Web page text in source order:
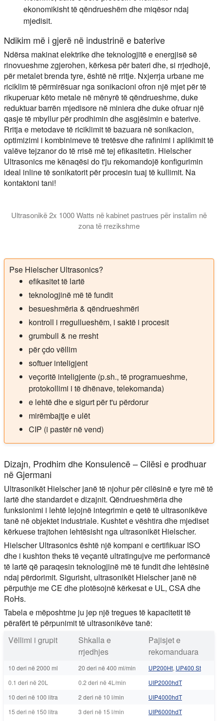
ekonomikisht të qëndrueshëm dhe miqësor ndaj
mjedisit.
Ndikim më i gjerë në industrinë e baterive
Ndërsa makinat elektrike dhe teknologjitë e energjisë së
rinovueshme zgjerohen, kërkesa për bateri dhe, si rrjedhojë,
për metalet brenda tyre, është në rritje. Nxjerrja urbane me
riciklim të përmirësuar nga sonikacioni ofron një mjet për të
rikuperuar këto metale në mënyrë të qëndrueshme, duke
reduktuar barrën mjedisore në miniera dhe duke ofruar një
qasje të mbyllur për prodhimin dhe asgjësimin e baterive.
Rritja e metodave të riciklimit të bazuara në sonikacion,
optimizimi i kombinimeve të tretësve dhe rafinimi i aplikimit të
valëve tejzanor do të rrisë më tej efikasitetin. Hielscher
Ultrasonics me kënaqësi do t'ju rekomandojë konfigurimin
ideal inline të sonikatorit për procesin tuaj të kullimit. Na
kontaktoni tani!
Ultrasonikë 2x 1000 Watts në kabinet pastrues për instalim në
zona të rrezikshme
Pse Hielscher Ultrasonics?
efikasitet të lartë
teknologjinë më të fundit
besueshmëria & qëndrueshmëri
kontroll i rregullueshëm, i saktë i procesit
grumbull & ne rresht
për çdo vëllim
softuer inteligjent
veçoritë inteligjente (p.sh., të programueshme,
protokollimi i të dhënave, telekomanda)
e lehtë dhe e sigurt për t'u përdorur
mirëmbajtje e ulët
CIP (i pastër në vend)
Dizajn, Prodhim dhe Konsulencë – Cilësi e prodhuar
në Gjermani
Ultrasonikët Hielscher janë të njohur për cilësinë e tyre më të
lartë dhe standardet e dizajnit. Qëndrueshmëria dhe
funksionimi i lehtë lejojnë integrimin e qetë të ultrasonikëve
tanë në objektet industriale. Kushtet e vështira dhe mjediset
kërkuese trajtohen lehtësisht nga ultrasonikët Hielscher.
Hielscher Ultrasonics është një kompani e certifikuar ISO
dhe i kushton theks të veçantë ultratingujve me performancë
të lartë që paraqesin teknologjinë më të fundit dhe lehtësinë
ndaj përdorimit. Sigurisht, ultrasonikët Hielscher janë në
përputhje me CE dhe plotësojnë kërkesat e UL, CSA dhe
RoHs.
Tabela e mëposhtme ju jep një tregues të kapacitetit të
përafërt të përpunimit të ultrasonikëve tanë:
Vëllimi i grupit
Shkalla e
rrjedhjes
Pajisjet e
rekomanduara
10 deri në 2000 ml 20 deri në 400 ml/min UP200Ht, UP400 St
0.1 deri në 20L
0.2 deri në 4L/min
UIP2000hdT
10 deri në 100 litra
2 deri në 10 l/min
UIP4000hdT
15 deri në 150 litra
3 deri në 15 l/min
UIP6000hdT